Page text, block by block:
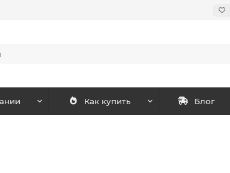
Как купить Блог